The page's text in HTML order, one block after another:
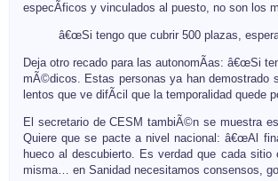
especÃ­ficos y vinculados al puesto, no son los
â€œSi tengo que cubrir 500 plazas,
Deja otro recado para las autonomÃ­as: â€œSi
mÃ©dicos. Estas personas ya han demostrado
lentos que ve difÃ­cil que la temporalidad quede
El secretario de CESM tambiÃ©n se muestra
Quiere que se pacte a nivel nacional: â€œAl
hueco al descubierto. Es verdad que cada
misma… en Sanidad necesitamos consensos,